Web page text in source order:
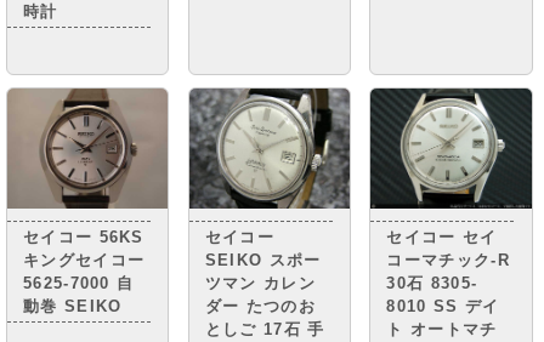
時計
セイコー 56KS
キングセイコー
5625-7000 自
動巻 SEIKO
セイコー
SEIKO スポー
ツマン カレン
ダー たつのお
としご 17石 手
セイコー セイ
コーマチック-R
30石 8305-
8010 SS デイ
ト オートマチ